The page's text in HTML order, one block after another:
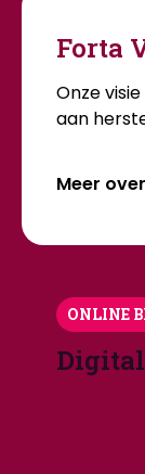
Forta
Onze
aan
Meer
ONLINE